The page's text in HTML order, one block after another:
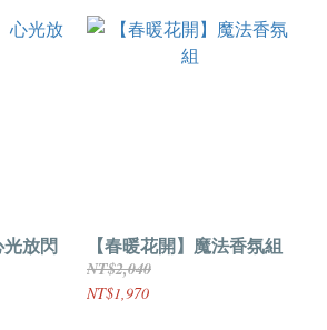
光放閃
【春暖花開】魔法香氛組
NT$2,040
NT$1,970